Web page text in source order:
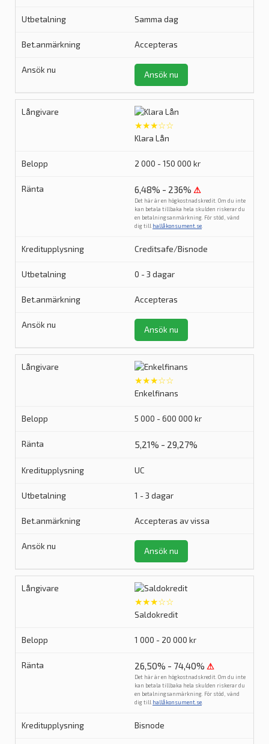
Samma dag
Accepteras
Ansök nu
★★★☆☆
Klara Lån
2 000 - 150 000 kr
6,48% - 236% ⚠
Det här är en högkostnadskredit. Om du inte
kan betala tillbaka hela skulden riskerar du
en betalningsanmärkning. För stöd, vänd
dig till hallåkonsument.se
Creditsafe/Bisnode
0 - 3 dagar
Accepteras
Ansök nu
★★★☆☆
Enkelfinans
5 000 - 600 000 kr
5,21% - 29,27%
UC
1 - 3 dagar
Accepteras av vissa
Ansök nu
★★★☆☆
Saldokredit
1 000 - 20 000 kr
26,50% - 74,40% ⚠
Det här är en högkostnadskredit. Om du inte
kan betala tillbaka hela skulden riskerar du
en betalningsanmärkning. För stöd, vänd
dig till hallåkonsument.se
Bisnode